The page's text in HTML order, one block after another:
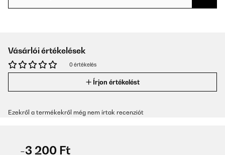
Vásárlói értékelések
0 értékelés
Írjon értékelést
Ezekről a termékekről még nem írtak recenziót
-3 200 Ft